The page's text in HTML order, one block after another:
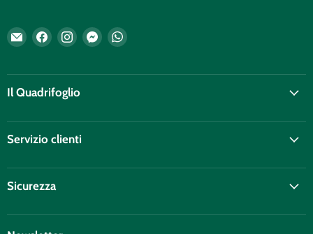
Email TrovaciTrovaciTrovaciTrovaci
Il Quadrifoglio
Servizio clienti
Sicurezza